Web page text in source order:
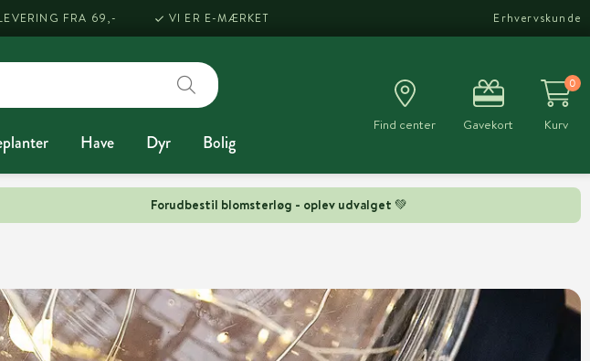
Forudbestil blomsterløg - oplev udvalget 💚
FRA 69,- VI ER E-MÆRKET Erhvervskunde
Have Dyr Bolig
Find center Gavekort
0
Kurv